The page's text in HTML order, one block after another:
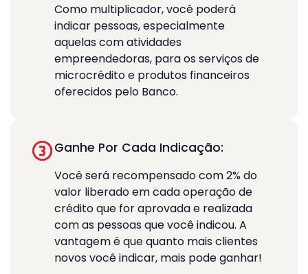
Como multiplicador, você poderá
indicar pessoas, especialmente
aquelas com atividades
empreendedoras, para os serviços de
microcrédito e produtos financeiros
oferecidos pelo Banco.
Ganhe Por Cada Indicação:
Você será recompensado com 2% do
valor liberado em cada operação de
crédito que for aprovada e realizada
com as pessoas que você indicou. A
vantagem é que quanto mais clientes
novos você indicar, mais pode ganhar!